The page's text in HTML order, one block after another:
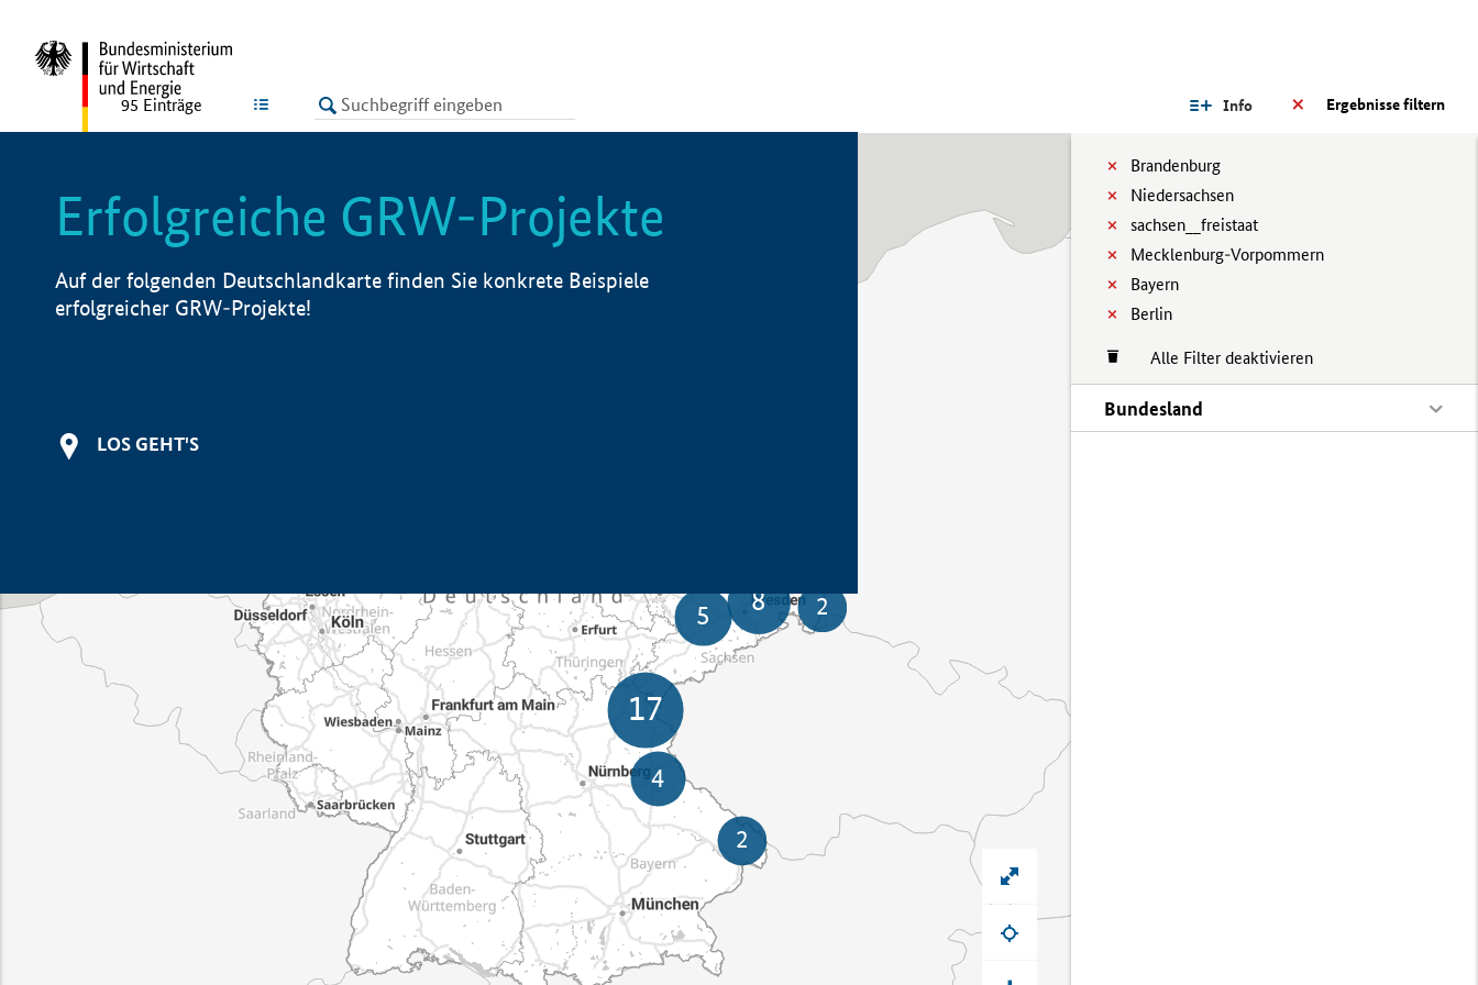
LISTE Ergebnisse filtern
Info
Brandenburg
Niedersachsen
sachsen__freistaat
Mecklenburg-Vorpommern
Bayern
Berlin
Alle Filter deaktivieren
Bundesland
95 Einträge
Erfolgreiche GRW-Projekte
Auf der folgenden Deutschlandkarte finden Sie konkrete Beispiele
erfolgreicher GRW-Projekte!
LOS GEHT'S